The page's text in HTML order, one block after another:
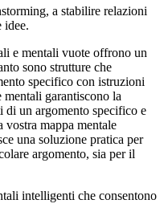
a stabilire relazioni
idee.
e mentali vuote offrono un
sono strutture che
specifico con istruzioni
garantiscono la
di un argomento specifico e
vostra mappa mentale
una soluzione pratica per
argomento, sia per il
intelligenti che consentono